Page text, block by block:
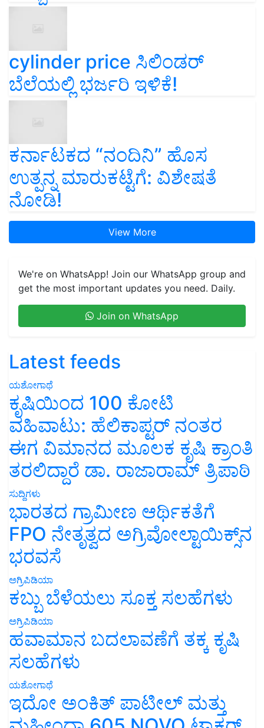
cylinder price ಸಿಲಿಂಡರ್‌
ಬೆಲೆಯಲ್ಲಿ ಭರ್ಜರಿ ಇಳಿಕೆ!
ಕರ್ನಾಟಕದ “ನಂದಿನಿ” ಹೊಸ
ಉತ್ಪನ್ನ ಮಾರುಕಟ್ಟೆಗೆ: ವಿಶೇಷತೆ
ನೋಡಿ!
View More
We're on WhatsApp! Join our WhatsApp group and
get the most important updates you need. Daily.
Join on WhatsApp
Latest feeds
ಯಶೋಗಾಥೆ
ಕೃಷಿಯಿಂದ 100 ಕೋಟಿ
ವಹಿವಾಟು: ಹೆಲಿಕಾಪ್ಟರ್ ನಂತರ
ಈಗ ವಿಮಾನದ ಮೂಲಕ ಕೃಷಿ ಕ್ರಾಂತಿ
ತರಲಿದ್ದಾರೆ ಡಾ. ರಾಜಾರಾಮ್ ತ್ರಿಪಾಠಿ
ಸುದ್ದಿಗಳು
ಭಾರತದ ಗ್ರಾಮೀಣ ಆರ್ಥಿಕತೆಗೆ
FPO ನೇತೃತ್ವದ ಅಗ್ರಿವೋಲ್ಟಾಯಿಕ್ಸ್‌ನ
ಭರವಸೆ
ಅಗ್ರಿಪಿಡಿಯಾ
ಕಬ್ಬು ಬೆಳೆಯಲು ಸೂಕ್ತ ಸಲಹೆಗಳು
ಅಗ್ರಿಪಿಡಿಯಾ
ಹವಾಮಾನ ಬದಲಾವಣೆಗೆ ತಕ್ಕ ಕೃಷಿ
ಸಲಹೆಗಳು
ಯಶೋಗಾಥೆ
ಇದೋ ಅಂಕಿತ್ ಪಾಟೀಲ್ ಮತ್ತು